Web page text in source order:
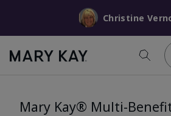
Christine
Mary Kay® Multi-